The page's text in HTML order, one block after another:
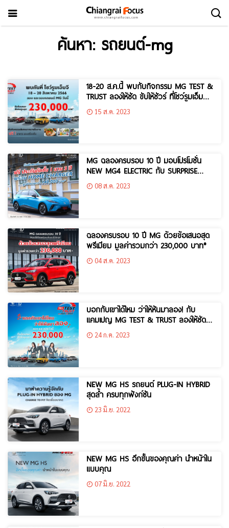
ค้นหา: รถยนต์-mg
18-20 ส.ค.นี้ พบกับกิจกรรม MG TEST &
TRUST ลองให้ชัด ขับให้ชัวร์ ที่โชว์รูมเอ็มจี
ทั่วประเทศ
15 ส.ค. 2023
MG ฉลองครบรอบ 10 ปี มอบโปรโมชั่น
NEW MG4 ELECTRIC กับ SURPRISE
DEAL มูลค่ารวมกว่า 140,000 บาท*
08 ส.ค. 2023
ฉลองครบรอบ 10 ปี MG ด้วยข้อเสนอสุด
พรีเมียม มูลค่ารวมกว่า 230,000 บาท*
04 ส.ค. 2023
บอกกับเขาได้ไหม ว่าให้หันมาลอง! กับ
แคมเปญ MG TEST & TRUST ลองให้ชัด
ขับให้ชัวร์
24 ก.ค. 2023
NEW MG HS รถยนต์ PLUG-IN HYBRID
สุดล้ำ ครบทุกฟังก์ชัน
23 มิ.ย. 2022
NEW MG HS อีกขั้นของคุณค่า นำหน้าใน
แบบคุณ
07 มิ.ย. 2022